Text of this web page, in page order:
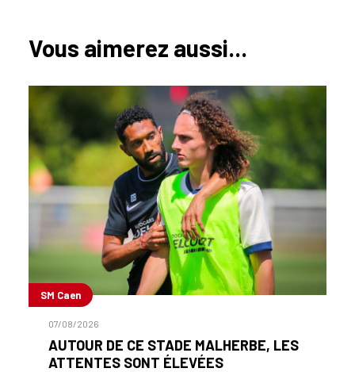
Vous aimerez aussi...
SM Caen
07/08/2026
AUTOUR DE CE STADE MALHERBE, LES
ATTENTES SONT ÉLEVÉES